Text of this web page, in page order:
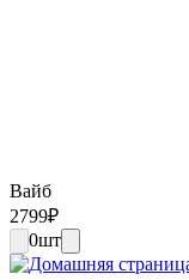
Вайб
2799₽
0шт